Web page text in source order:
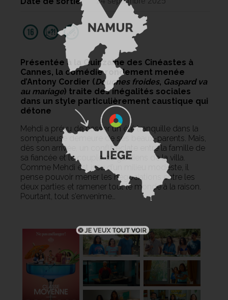
Présentée à la Quinzaine des Cinéastes à
Cannes, la comédie rondement menée
d’Antony Cordier (Douches froides, Gaspard va
au mariage) traite des inégalités sociales
dans un style particulièrement caustique qui
détone
Mehdi a prévu de passer un été tranquille dans la
somptueuse demeure de ses beaux-parents. Mais,
dès son arrivée, un conflit éclate entre la famille de
sa fiancée et le couple de gardiens de la villa.
Comme Mehdi est issu d’un milieu modeste, il
pense pouvoir mener les négociations entre les
deux parties et ramener tout le monde à la raison.
Pourtant, tout s’envenime…